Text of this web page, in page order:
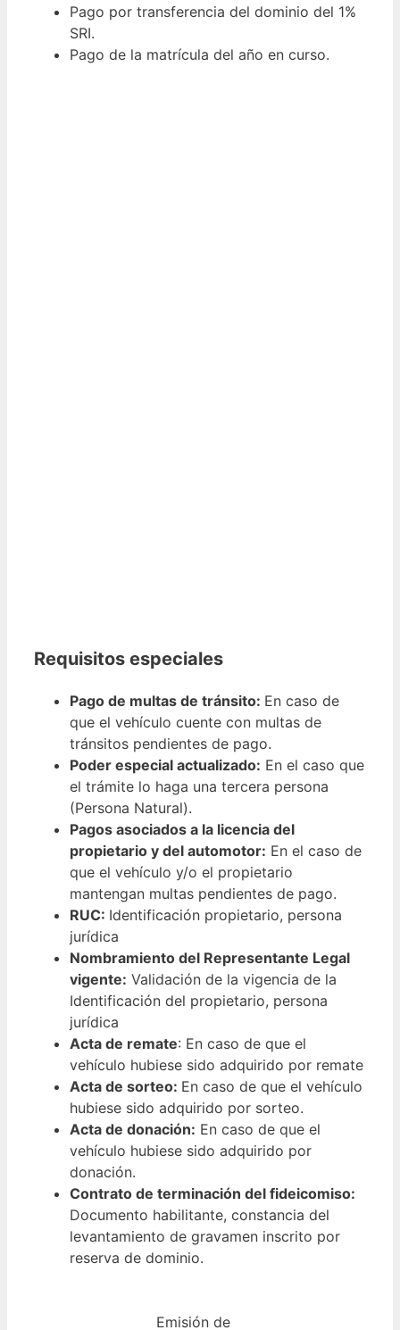
Pago por transferencia del dominio del 1%
SRI.
Pago de la matrícula del año en curso.
Requisitos especiales
Pago de multas de tránsito: En caso de
que el vehículo cuente con multas de
tránsitos pendientes de pago.
Poder especial actualizado: En el caso que
el trámite lo haga una tercera persona
(Persona Natural).
Pagos asociados a la licencia del
propietario y del automotor: En el caso de
que el vehículo y/o el propietario
mantengan multas pendientes de pago.
RUC: Identificación propietario, persona
jurídica
Nombramiento del Representante Legal
vigente: Validación de la vigencia de la
Identificación del propietario, persona
jurídica
Acta de remate: En caso de que el
vehículo hubiese sido adquirido por remate
Acta de sorteo: En caso de que el vehículo
hubiese sido adquirido por sorteo.
Acta de donación: En caso de que el
vehículo hubiese sido adquirido por
donación.
Contrato de terminación del fideicomiso:
Documento habilitante, constancia del
levantamiento de gravamen inscrito por
reserva de dominio.
Emisión de